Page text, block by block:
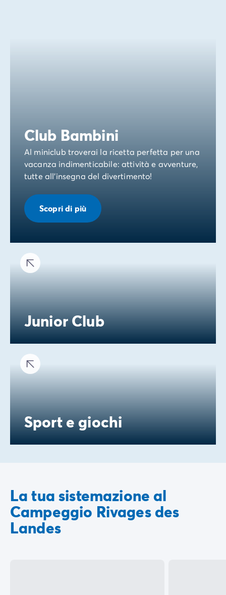
Club Bambini
Al miniclub troverai la ricetta perfetta per una
vacanza indimenticabile: attività e avventure,
tutte all'insegna del divertimento!
Scopri di più
Junior Club
Sport e giochi
La tua sistemazione al
Campeggio Rivages des
Landes